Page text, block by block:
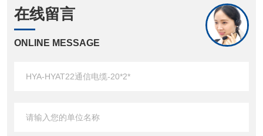
在线留言
ONLINE MESSAGE